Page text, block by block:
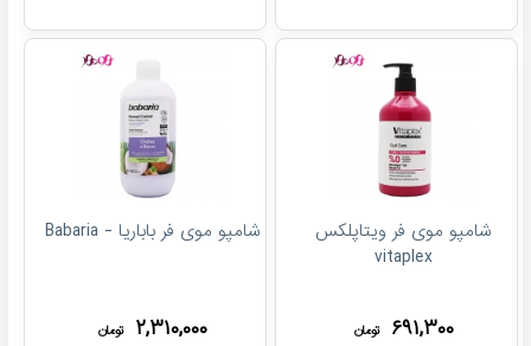
شامپو موی فر ویتاپلکس
vitaplex
۶۹۱,۳۰۰ تومان
شامپو موی فر باباریا - Babaria
۲,۳۱۰,۰۰۰ تومان